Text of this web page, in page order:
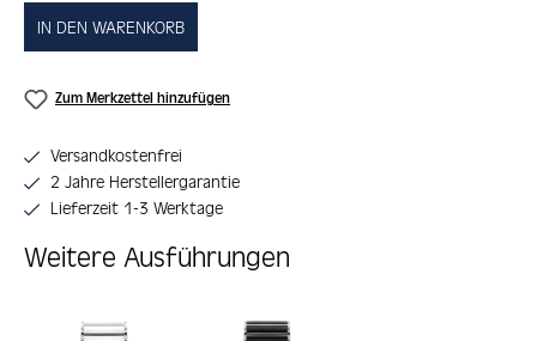
IN DEN WARENKORB
Zum Merkzettel hinzufügen
Versandkostenfrei
2 Jahre Herstellergarantie
Lieferzeit 1-3 Werktage
Weitere Ausführungen
Produktgalerie überspringen